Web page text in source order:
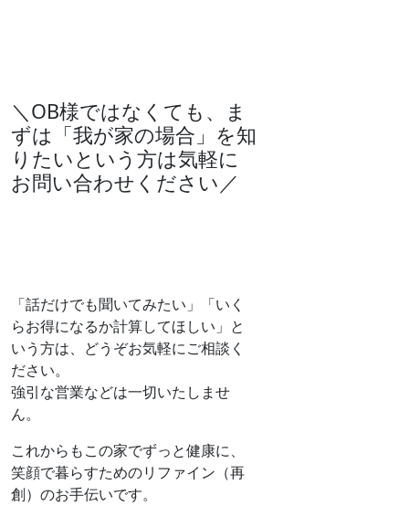
＼OB様ではなくても、ま
ずは「我が家の場合」を知
りたいという方は気軽に
お問い合わせください／
「話だけでも聞いてみたい」「いく
らお得になるか計算してほしい」と
いう方は、どうぞお気軽にご相談く
ださい。
強引な営業などは一切いたしませ
ん。
これからもこの家でずっと健康に、
笑顔で暮らすためのリファイン（再
創）のお手伝いです。